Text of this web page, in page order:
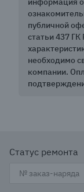
публичной
статьи 437
необходимо
компании.
Статус ремонта